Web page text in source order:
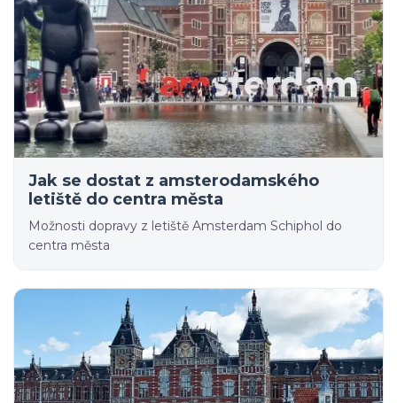
Jak se dostat z amsterodamského
letiště do centra města
Možnosti dopravy z letiště Amsterdam Schiphol do
centra města